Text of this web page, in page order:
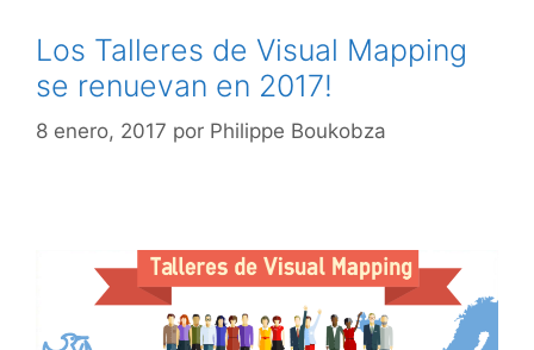
Los Talleres de Visual Mapping
se renuevan en 2017!
8 enero, 2017 por Philippe Boukobza